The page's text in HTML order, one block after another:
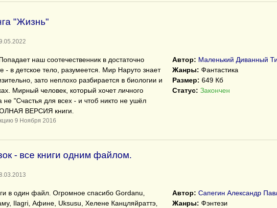
"Жизнь"
наш соотечественник в достаточно
- в детское тело, разумеется. Мир Наруто знает
зато неплохо разбирается в биологии и
Мирный человек, который хочет личного
не "Счастья для всех - и чтоб никто не ушёл
ВЕРСИЯ книги.
9 Ноября 2016
Автор: Маленький Диванный
Жанры: Фантастика
Размер: 649 Кб
Статус: Закончен
- все книги одним файлом.
в один файл. Огромное спасибо Gordanu,
Ilagri, Афине, Uksusu, Хелене Канцляйраттэ,
Автор: Сапегин Александр
Жанры: Фэнтези